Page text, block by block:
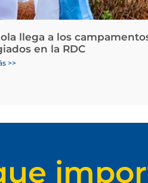
llega a los
en la RDC
>>